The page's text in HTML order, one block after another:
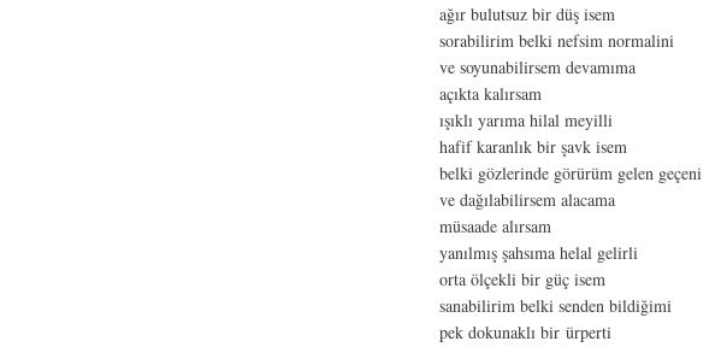
ağır bulutsuz bir düş isem
sorabilirim belki nefsim normalini
ve soyunabilirsem devamıma
açıkta kalırsam
ışıklı yarıma hilal meyilli
hafif karanlık bir şavk isem
belki gözlerinde görürüm gelen geçeni
ve dağılabilirsem alacama
müsaade alırsam
yanılmış şahsıma helal gelirli
orta ölçekli bir güç isem
sanabilirim belki senden bildiğimi
pek dokunaklı bir ürperti